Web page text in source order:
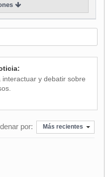
"sin llorar", Von Baer
si es con llorar".
el fiscal nunca dijo nada
al Servel y están
acusó.
interactuar y debatir sobre
por: Más recientes